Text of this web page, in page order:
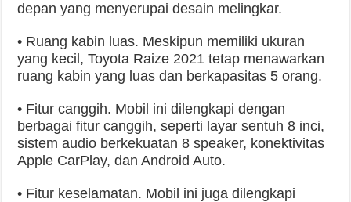
depan yang menyerupai desain melingkar.
• Ruang kabin luas. Meskipun memiliki ukuran
yang kecil, Toyota Raize 2021 tetap menawarkan
ruang kabin yang luas dan berkapasitas 5 orang.
• Fitur canggih. Mobil ini dilengkapi dengan
berbagai fitur canggih, seperti layar sentuh 8 inci,
sistem audio berkekuatan 8 speaker, konektivitas
Apple CarPlay, dan Android Auto.
• Fitur keselamatan. Mobil ini juga dilengkapi